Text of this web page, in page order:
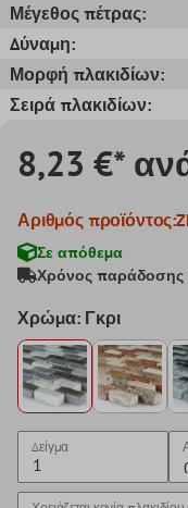
Μέγεθος πέτρας:
Δύναμη:
Μορφή πλακιδίων:
Σειρά πλακιδίων:
8,23 €*
Αριθμός προϊόντος:
Σε απόθεμα
Χρόνος παράδοσης
Χρώμα: Γκρι
Δείγμα